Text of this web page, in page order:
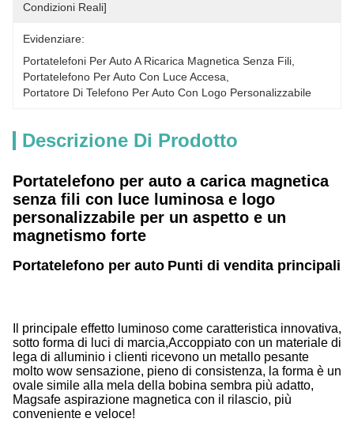
Condizioni Reali]
Evidenziare:
Portatelefoni Per Auto A Ricarica Magnetica Senza Fili
Portatelefono Per Auto Con Luce Accesa
Portatore Di Telefono Per Auto Con Logo Personalizzabile
Descrizione Di Prodotto
Portatelefono per auto a carica magnetica
senza fili con luce luminosa e logo
personalizzabile per un aspetto e un
magnetismo forte
Portatelefono per auto Punti di vendita principali
Il principale effetto luminoso come caratteristica innovativa,
sotto forma di luci di marcia,Accoppiato con un materiale di
lega di alluminio i clienti ricevono un metallo pesante
molto wow sensazione, pieno di consistenza, la forma è un
ovale simile alla mela della bobina sembra più adatto,
Magsafe aspirazione magnetica con il rilascio, più
conveniente e veloce!